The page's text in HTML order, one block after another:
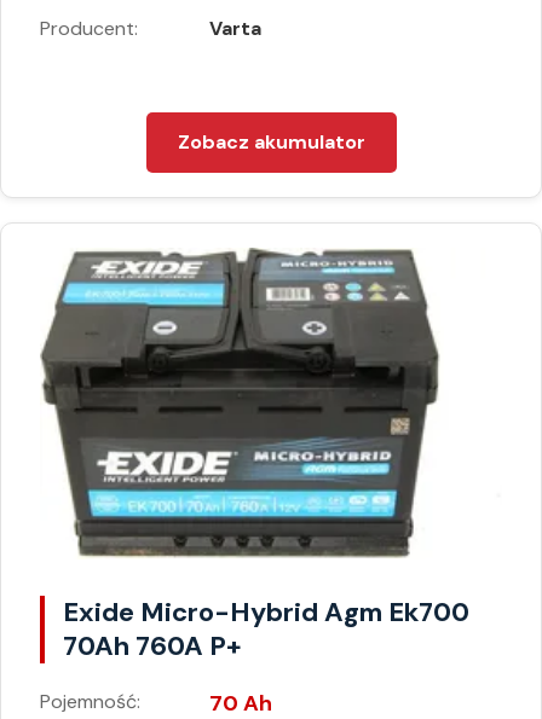
Producent: Varta
Zobacz akumulator
Exide Micro-Hybrid Agm Ek700
70Ah 760A P+
Pojemność: 70 Ah